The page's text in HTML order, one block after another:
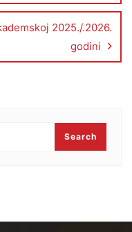
2025./.2026.
godini